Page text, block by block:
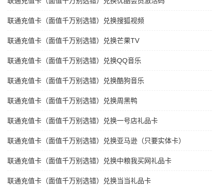
联通充值卡（面值千万别选错）兑换搜狐视频
联通充值卡（面值千万别选错）兑换芒果TV
联通充值卡（面值千万别选错）兑换QQ音乐
联通充值卡（面值千万别选错）兑换酷狗音乐
联通充值卡（面值千万别选错）兑换周黑鸭
联通充值卡（面值千万别选错）兑换一号店礼品卡
联通充值卡（面值千万别选错）兑换亚马逊（只要实体卡）
联通充值卡（面值千万别选错）兑换中粮我买网礼品卡
联通充值卡（面值千万别选错）兑换当当礼品卡